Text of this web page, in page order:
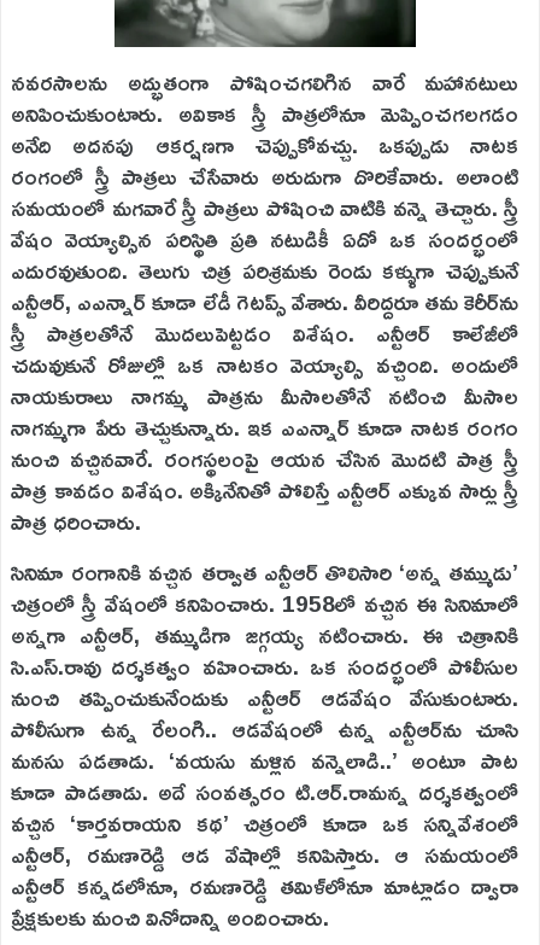
నవరసాలను అద్భుతంగా పోషించగలిగిన వారే మహానటులు
అనిపించుకుంటారు. అవికాక స్త్రీ పాత్రలోనూ మెప్పించగలగడం
అనేది అదనపు ఆకర్షణగా చెప్పుకోవచ్చు. ఒకప్పుడు నాటక
రంగంలో స్త్రీ పాత్రలు చేసేవారు అరుదుగా దొరికేవారు. అలాంటి
సమయంలో మగవారే స్త్రీ పాత్రలు పోషించి వాటికి వన్నె తెచ్చారు. స్త్రీ
వేషం వెయ్యాల్సిన పరిస్థితి ప్రతి నటుడికీ ఏదో ఒక సందర్భంలో
ఎదురవుతుంది. తెలుగు చిత్ర పరిశ్రమకు రెండు కళ్ళుగా చెప్పుకునే
ఎన్టీఆర్‌, ఎఎన్నార్‌ కూడా లేడీ గెటప్స్‌ వేశారు. వీరిద్దరూ తమ కెరీర్‌ను
స్త్రీ పాత్రలతోనే మొదలుపెట్టడం విశేషం. ఎన్టీఆర్‌ కాలేజీలో
చదువుకునే రోజుల్లో ఒక నాటకం వెయ్యాల్సి వచ్చింది. అందులో
నాయకురాలు నాగమ్మ పాత్రను మీసాలతోనే నటించి మీసాల
నాగమ్మగా పేరు తెచ్చుకున్నారు. ఇక ఎఎన్నార్‌ కూడా నాటక రంగం
నుంచి వచ్చినవారే. రంగస్థలంపై ఆయన చేసిన మొదటి పాత్ర స్త్రీ
పాత్ర కావడం విశేషం. అక్కినేనితో పోలిస్తే ఎన్టీఆర్‌ ఎక్కువ సార్లు స్త్రీ
పాత్ర ధరించారు.
సినిమా రంగానికి వచ్చిన తర్వాత ఎన్టీఆర్‌ తొలిసారి ‘అన్న తమ్ముడు’
చిత్రంలో స్త్రీ వేషంలో కనిపించారు. 1958లో వచ్చిన ఈ సినిమాలో
అన్నగా ఎన్టీఆర్‌, తమ్ముడిగా జగ్గయ్య నటించారు. ఈ చిత్రానికి
సి.ఎస్‌.రావు దర్శకత్వం వహించారు. ఒక సందర్భంలో పోలీసుల
నుంచి తప్పించుకునేందుకు ఎన్టీఆర్‌ ఆడవేషం వేసుకుంటారు.
పోలీసుగా ఉన్న రేలంగి.. ఆడవేషంలో ఉన్న ఎన్టీఆర్‌ను చూసి
మనసు పడతాడు. ‘వయసు మళ్లిన వన్నెలాడి..’ అంటూ పాట
కూడా పాడతాడు. అదే సంవత్సరం టి.ఆర్‌.రామన్న దర్శకత్వంలో
వచ్చిన ‘కార్తవరాయని కథ’ చిత్రంలో కూడా ఒక సన్నివేశంలో
ఎన్టీఆర్‌, రమణారెడ్డి ఆడ వేషాల్లో కనిపిస్తారు. ఆ సమయంలో
ఎన్టీఆర్‌ కన్నడలోనూ, రమణారెడ్డి తమిళ్‌లోనూ మాట్లాడం ద్వారా
ప్రేక్షకులకు మంచి వినోదాన్ని అందించారు.